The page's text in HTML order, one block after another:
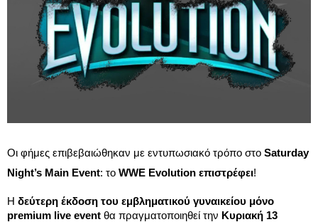
Οι φήμες επιβεβαιώθηκαν με εντυπωσιακό τρόπο στο Saturday
Night’s Main Event: το WWE Evolution επιστρέφει!
Η δεύτερη έκδοση του εμβληματικού γυναικείου μόνο
premium live event θα πραγματοποιηθεί την Κυριακή 13